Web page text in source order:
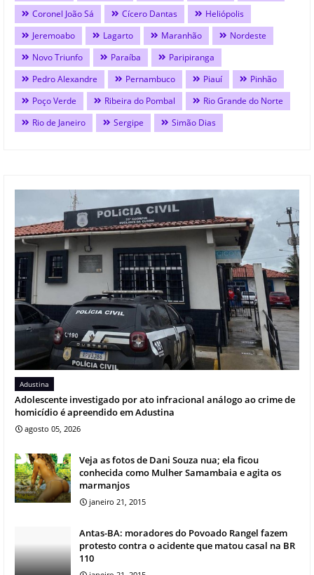
Coronel João Sá Cícero Dantas
Heliópolis
Jeremoabo
Lagarto Maranhão
Nordeste
Novo Triunfo
Paraíba
Paripiranga
Pedro Alexandre
Pernambuco Piauí
Pinhão
Poço Verde
Ribeira do Pombal
Rio Grande do Norte
Rio de Janeiro
Sergipe Simão Dias
Adustina
Adolescente investigado por ato infracional análogo ao crime de
homicídio é apreendido em Adustina
agosto 05, 2026
Veja as fotos de Dani Souza nua; ela ficou
conhecida como Mulher Samambaia e agita os
marmanjos
janeiro 21, 2015
Antas-BA: moradores do Povoado Rangel fazem
protesto contra o acidente que matou casal na BR
110